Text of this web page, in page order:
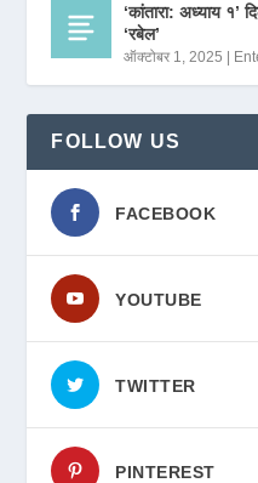
‘कांतारा: अध्याय १’
‘रबेल’
ऑक्टोबर 1, 2025
FOLLOW US
FACEBOOK
YOUTUBE
TWITTER
PINTEREST